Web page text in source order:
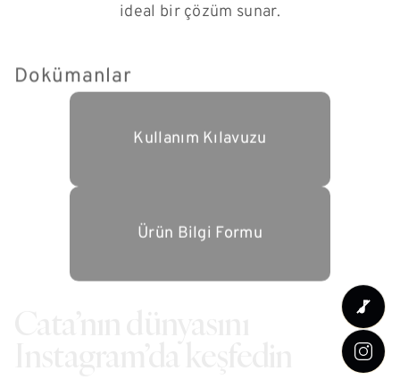
ideal bir çözüm sunar.
Dokümanlar
Kullanım Kılavuzu
Ürün Bilgi Formu